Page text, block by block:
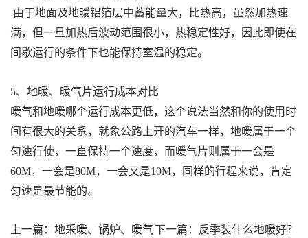
由于地面及地暖铝箔层中蓄能量大，比热高，虽然加热速
满，但一旦加热后波动范围很小，热稳定性好，因此即使在
间歇运行的条件下也能保持室温的稳定。
5、地暖、暖气片运行成本对比
暖气和地暖哪个运行成本更低，这个说法当然和你的使用时
间有很大的关系，就象公路上开的汽车一样，地暖属于一个
匀速行使，一直保持一个速度，而暖气片则属于一会是
60M，一会是80M，一会又是10M，同样的行程来说，肯定
匀速是最节能的。
上一篇： 地采暖、锅炉、暖气下一篇： 反季装什么地暖好？